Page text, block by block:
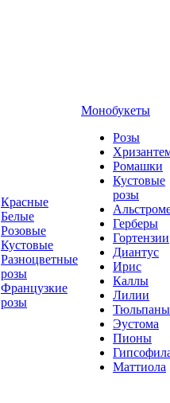
Красные
Белые
Розовые
Кустовые
Разноцветные
розы
Французкие
розы
Монобукеты
Розы
Ромашки
Кустовые
розы
Герберы
Гортензии
Диантус
Ирис
Каллы
Лилии
Тюльпаны
Эустома
Пионы
Маттиола